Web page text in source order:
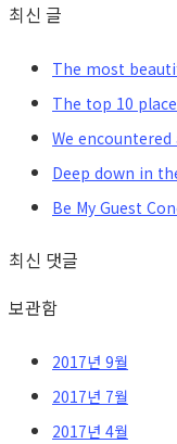
최신 글
The most
The top 10
We
Deep down in
Be My Guest
최신 댓글
보관함
2017년 9월
2017년 7월
2017년 4월